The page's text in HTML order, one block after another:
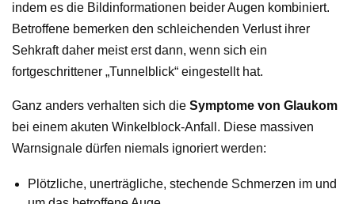
indem es die Bildinformationen beider Augen kombiniert.
Betroffene bemerken den schleichenden Verlust ihrer
Sehkraft daher meist erst dann, wenn sich ein
fortgeschrittener „Tunnelblick“ eingestellt hat.
Ganz anders verhalten sich die Symptome von Glaukom
bei einem akuten Winkelblock-Anfall. Diese massiven
Warnsignale dürfen niemals ignoriert werden:
Plötzliche, unerträgliche, stechende Schmerzen im und